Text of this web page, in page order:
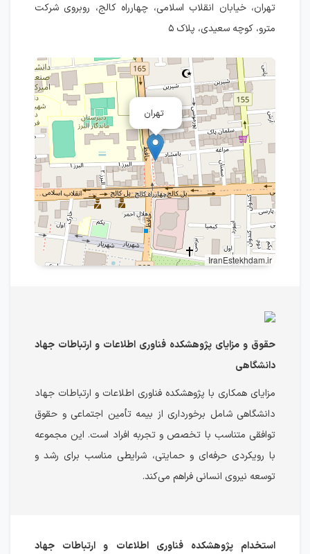
تهران، خیابان انقلاب اسلامی، چهارراه کالج، روبروی شرکت
مترو، کوچه سعیدی، پلاک ۵
تهران
IranEstekhdam.ir
حقوق و مزایای پژوهشکده فناوری اطلاعات و ارتباطات جهاد
دانشگاهی
مزایای همکاری با پژوهشکده فناوری اطلاعات و ارتباطات جهاد
دانشگاهی شامل برخورداری از بیمه تأمین اجتماعی و حقوق
توافقی متناسب با تخصص و تجربه افراد است. این مجموعه
با رویکردی حرفه‌ای و حمایتی، شرایطی مناسب برای رشد و
توسعه نیروی انسانی فراهم می‌کند.
استخدام پژوهشکده فناوری اطلاعات و ارتباطات جهاد